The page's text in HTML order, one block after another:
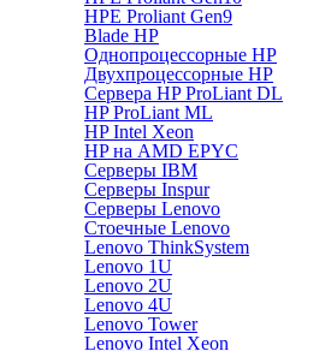
HPE Proliant Gen9
Blade HP
Однопроцессорные HP
Двухпроцессорные HP
Сервера HP ProLiant DL
HP ProLiant ML
HP Intel Xeon
HP на AMD EPYC
Серверы IBM
Серверы Inspur
Серверы Lenovo
Стоечные Lenovo
Lenovo ThinkSystem
Lenovo 1U
Lenovo 2U
Lenovo 4U
Lenovo Tower
Lenovo Intel Xeon